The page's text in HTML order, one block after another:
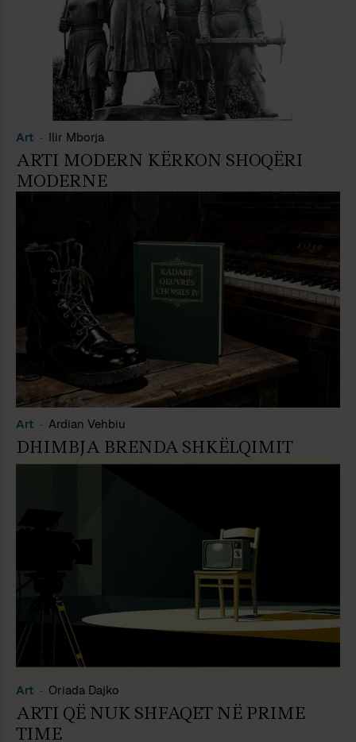
Art Ilir Mborja
ARTI MODERN KËRKON SHOQËRI
MODERNE
Art Ardian Vehbiu
DHIMBJA BRENDA SHKËLQIMIT
Art Oriada Dajko
ARTI QË NUK SHFAQET NË PRIME
TIME